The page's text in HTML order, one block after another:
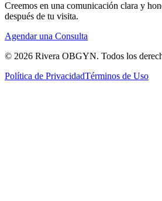
Creemos en una comunicación clara y
después de tu visita.
Agendar una Consulta
© 2026 Rivera OBGYN. Todos los
Política de PrivacidadTérminos de Uso